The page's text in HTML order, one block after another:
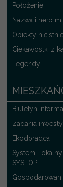
Położenie
Nazwa i herb
Obiekty
Ciekawostki z
Legendy
Biuletyn
Zadania
Ekodoradca
System
SYSLOP